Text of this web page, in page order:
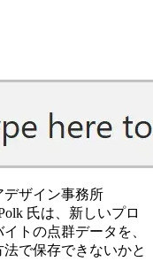
ザイン事務所
氏は、新しいプロ
トの点群データを、
で保存できないかと